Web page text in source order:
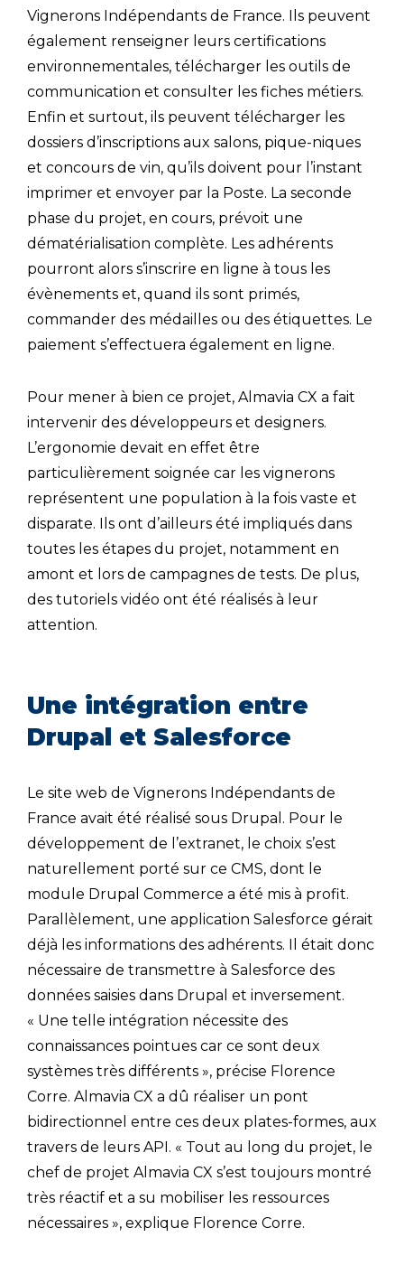
Vignerons Indépendants de France. Ils peuvent
également renseigner leurs certifications
environnementales, télécharger les outils de
communication et consulter les fiches métiers.
Enfin et surtout, ils peuvent télécharger les
dossiers d’inscriptions aux salons, pique-niques
et concours de vin, qu’ils doivent pour l’instant
imprimer et envoyer par la Poste. La seconde
phase du projet, en cours, prévoit une
dématérialisation complète. Les adhérents
pourront alors s’inscrire en ligne à tous les
évènements et, quand ils sont primés,
commander des médailles ou des étiquettes. Le
paiement s’effectuera également en ligne.
Pour mener à bien ce projet, Almavia CX a fait
intervenir des développeurs et designers.
L’ergonomie devait en effet être
particulièrement soignée car les vignerons
représentent une population à la fois vaste et
disparate. Ils ont d’ailleurs été impliqués dans
toutes les étapes du projet, notamment en
amont et lors de campagnes de tests. De plus,
des tutoriels vidéo ont été réalisés à leur
attention.
Une intégration entre
Drupal et Salesforce
Le site web de Vignerons Indépendants de
France avait été réalisé sous Drupal. Pour le
développement de l’extranet, le choix s’est
naturellement porté sur ce CMS, dont le
module Drupal Commerce a été mis à profit.
Parallèlement, une application Salesforce gérait
déjà les informations des adhérents. Il était donc
nécessaire de transmettre à Salesforce des
données saisies dans Drupal et inversement.
« Une telle intégration nécessite des
connaissances pointues car ce sont deux
systèmes très différents », précise Florence
Corre. Almavia CX a dû réaliser un pont
bidirectionnel entre ces deux plates-formes, aux
travers de leurs API. « Tout au long du projet, le
chef de projet Almavia CX s’est toujours montré
très réactif et a su mobiliser les ressources
nécessaires », explique Florence Corre.